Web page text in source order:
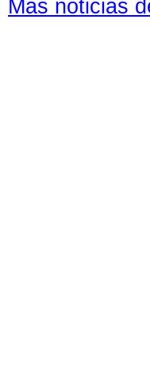
Más noticias